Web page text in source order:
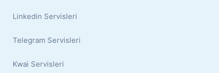
Linkedin Servisleri
Telegram Servisleri
Kwai Servisleri